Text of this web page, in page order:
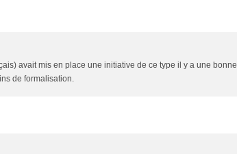
avait mis en place une initiative de ce type il y a une bonne
de formalisation.